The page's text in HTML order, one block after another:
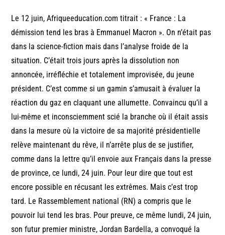
Le 12 juin, Afriqueeducation.com titrait : « France : La
démission tend les bras à Emmanuel Macron ». On n’était pas
dans la science-fiction mais dans l’analyse froide de la
situation. C’était trois jours après la dissolution non
annoncée, irréfléchie et totalement improvisée, du jeune
président. C’est comme si un gamin s’amusait à évaluer la
réaction du gaz en claquant une allumette. Convaincu qu’il a
lui-même et inconsciemment scié la branche où il était assis
dans la mesure où la victoire de sa majorité présidentielle
relève maintenant du rêve, il n’arrête plus de se justifier,
comme dans la lettre qu’il envoie aux Français dans la presse
de province, ce lundi, 24 juin. Pour leur dire que tout est
encore possible en récusant les extrêmes. Mais c’est trop
tard. Le Rassemblement national (RN) a compris que le
pouvoir lui tend les bras. Pour preuve, ce même lundi, 24 juin,
son futur premier ministre, Jordan Bardella, a convoqué la